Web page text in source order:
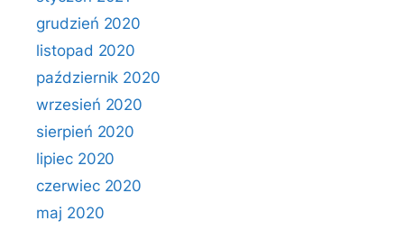
grudzień 2020
listopad 2020
październik 2020
wrzesień 2020
sierpień 2020
lipiec 2020
czerwiec 2020
maj 2020